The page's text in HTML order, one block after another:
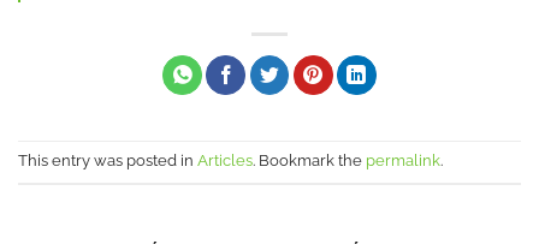
This entry was posted in Articles. Bookmark the permalink.